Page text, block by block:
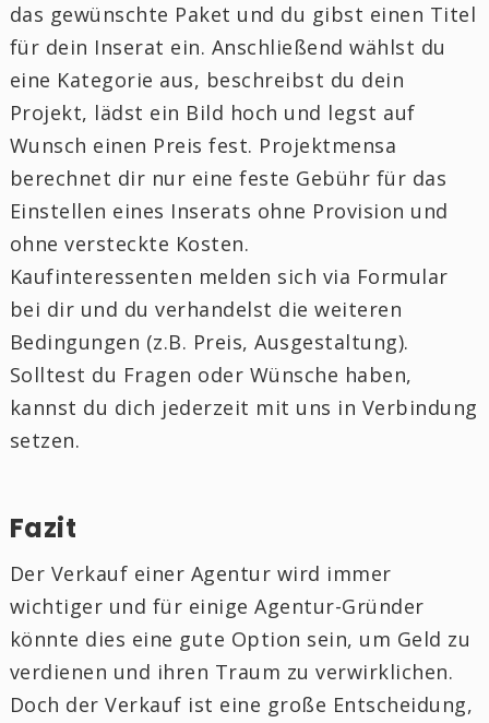
das gewünschte Paket und du gibst einen Titel
für dein Inserat ein. Anschließend wählst du
eine Kategorie aus, beschreibst du dein
Projekt, lädst ein Bild hoch und legst auf
Wunsch einen Preis fest. Projektmensa
berechnet dir nur eine feste Gebühr für das
Einstellen eines Inserats ohne Provision und
ohne versteckte Kosten.
Kaufinteressenten melden sich via Formular
bei dir und du verhandelst die weiteren
Bedingungen (z.B. Preis, Ausgestaltung).
Solltest du Fragen oder Wünsche haben,
kannst du dich jederzeit mit uns in Verbindung
setzen.
Fazit
Der Verkauf einer Agentur wird immer
wichtiger und für einige Agentur-Gründer
könnte dies eine gute Option sein, um Geld zu
verdienen und ihren Traum zu verwirklichen.
Doch der Verkauf ist eine große Entscheidung,